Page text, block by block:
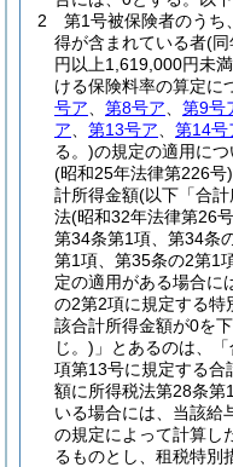
2
第1号被保険者のうち
得が含まれている者(同
円以上1,619,000円未
ける保険料率の算定に
号ア
第8号ア 第9号
ア
第13号ア 第14号
る。)の規定の適用につ
(昭和25年法律第226号)
計所得金額(以下「合
法(昭和32年法律第26
第34条第1項、第34条
第1項、第35条の2第1
定の適用がある場合に
の2第2項に規定する特
該合計所得金額が0を
じ。) 」とあるのは、
項第13号に規定する合
額に所得税法第28条第
いる場合には、当該給
の規定によって計算し
るものとし、租税特別